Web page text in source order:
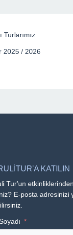
Turlarımız
2025 / 2026
KATILIN
Tur'un
E-posta adresinizi